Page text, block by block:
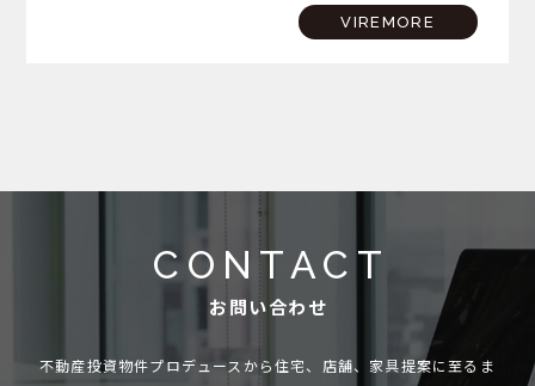
ンビーチちがさきでは花火大会も開催されるという、まさに
VIREMORE
CONTACT
お問い合わせ
不動産投資物件プロデュースから住宅、店舗、家具提案に至るま